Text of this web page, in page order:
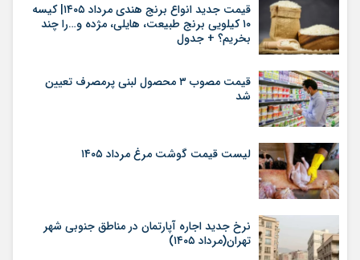
قیمت جدید انواع برنج هندی مرداد ۱۴۰۵| کیسه
۱۰ کیلویی برنج طبیعت، هایلی، مژده و…را چند
بخریم؟ + جدول
قیمت مصوب ۳ محصول لبنی پرمصرف تعیین
شد
لیست قیمت گوشت مرغ مرداد ۱۴۰۵
نرخ جدید اجاره آپارتمان در مناطق جنوبی شهر
تهران(مرداد ۱۴۰۵)